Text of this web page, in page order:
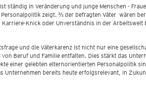
ständig in Veränderung und junge Menschen -
zeigt. ⅔ der befragten Väter wären
Karriere-Knick oder Unverständnis in der
und die Väterkarenz ist nicht nur eine
Beruf und Familie entfalten. Dies stärkt das
einer gelebten elternorientierten Personalpolitik
Unternehmen bereits heute erfolgsrelevant, in